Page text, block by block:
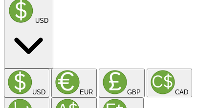
USD
USD EUR GBP CAD